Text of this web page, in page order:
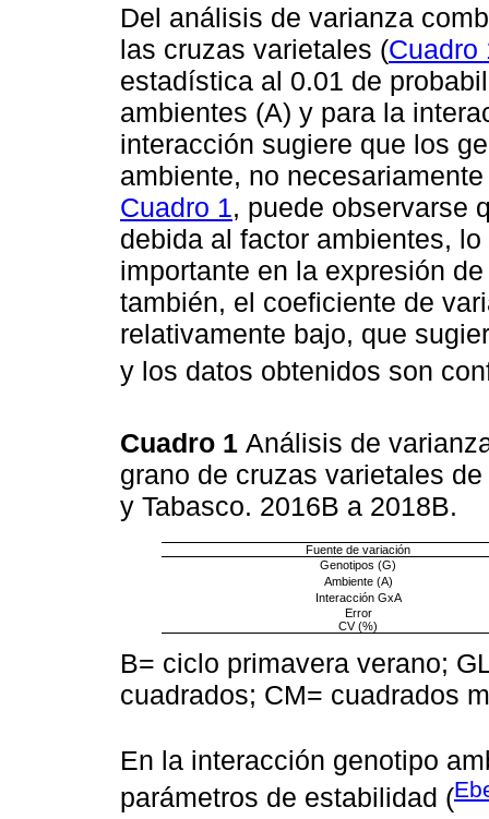
Del análisis de varianza
las cruzas varietales (Cuadro
estadística al 0.01 de
ambientes (A) y para la
interacción sugiere que los
ambiente, no
Cuadro 1, puede observarse
debida al factor ambientes,
importante en la expresión
también, el coeficiente de
relativamente bajo, que
y los datos obtenidos son
Cuadro 1 Análisis de
grano de cruzas varietales
y Tabasco. 2016B a 2018B.
Fuente de variación
Genotipos (G)
Ambiente (A)
Interacción GxA
Error
CV (%)
B= ciclo primavera verano;
cuadrados; CM= cuadrados
En la interacción genotipo
parámetros de estabilidad (